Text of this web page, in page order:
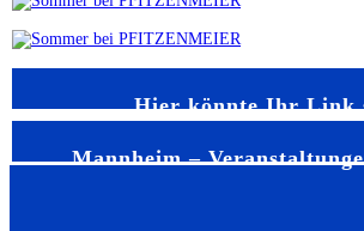
Hier könnte Ihr Link
Mannheim –